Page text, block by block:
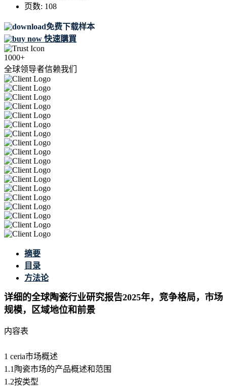
页数: 108
免费下载样本
快速購買
1000+
全球领导者信赖我们
摘要
目录
方法论
详细的全球陶瓷行业研究报告2025年，竞争格局，市场
规模，区域地位和前景
内容表
1 ceria市场概述
1.1陶瓷市场的产品概述和范围
1.2按类型